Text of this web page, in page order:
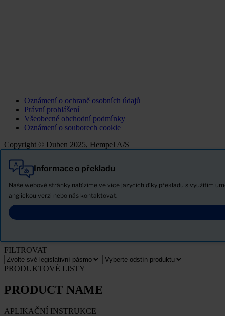
Oznámení o ochraně osobních údajů
Právní prohlášení
Všeobecné obchodní podmínky
Oznámení o souborech cookie
Copyright © Duben 2025, Hempel A/S
Informace o překladu
Naše webové stránky nabízíme ve více jazycích díky překladu s využitím
anglickou verzi nebo nás kontaktovat.
Vše
Produkty
Stáhněte si bezpečnostní list
FILTROVAT
PRODUKTOVÉ LISTY
PRODUCT NAME
APLIKAČNÍ INSTRUKCE